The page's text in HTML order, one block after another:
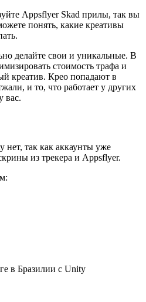
Appsflyer Skad прилы, так вы
понять, какие креативы
делайте свои и уникальные. В
стоимость трафа и
креатив. Крео попадают в
и то, что работает у других
вас.
так как аккаунты уже
из трекера и Appsflyer.